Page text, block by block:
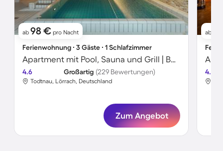
ab 98 € pro Nacht
Ferienwohnung ∙ 3 Gäste ∙ 1 Schlafzimmer
Apartment mit Pool, Sauna und Grill | Bergblick
4.6 Großartig (229 Bewertungen)
Todtnau, Lörrach, Deutschland
Zum Angebot
ab
4.6